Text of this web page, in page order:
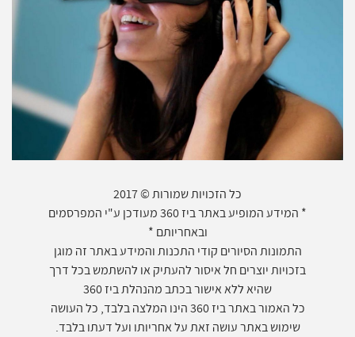
כל הזכויות שמורות © 2017
* המידע המופיע באתר ביז 360 מעודכן ע"י המפרסמים
ובאחריותם *
התמונות הסיורים קודי התכנות והמידע באתר זה מוגן
בזכויות יוצרים חל איסור להעתיק או להשתמש בכל דרך
שהיא ללא אישור בכתב מהנהלת ביז 360
כל האמור באתר ביז 360 הינו המלצה בלבד, כל העושה
שימוש באתר עושה זאת על אחריותו ועל דעתו בלבד.